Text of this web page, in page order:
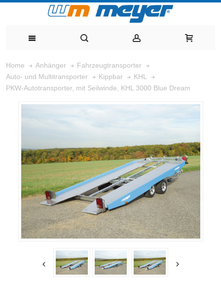
Home Anhänger
Fahrzeugtransporter
Auto- und Multitransporter
Kippbar
KHL
PKW-Autotransporter, mit Seilwinde, KHL 3000 Blue Dream